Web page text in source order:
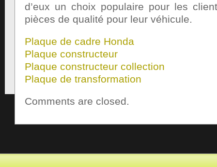
d’eux un choix populaire pour les
pièces de qualité pour leur véhicule.
Plaque de cadre Honda
Plaque constructeur
Plaque constructeur collection
Plaque de transformation
Comments are closed.